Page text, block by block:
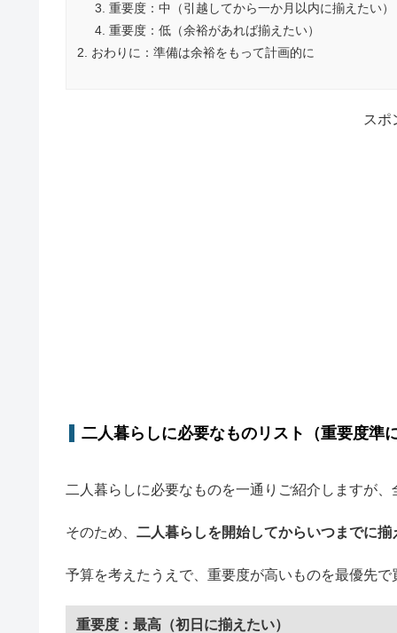
重要度：中（引越してから一か月以内に揃えたい）
重要度：低（余裕があれば揃えたい）
おわりに：準備は余裕をもって計画的に
スポ
二人暮らしに必要なものリスト（重要度準
二人暮らしに必要なものを一通りご紹介しますが
そのため、 二人暮らしを開始してからいつまでに
予算を考えたうえで、重要度が高いものを最優先で
重要度：最高（初日に揃えたい）